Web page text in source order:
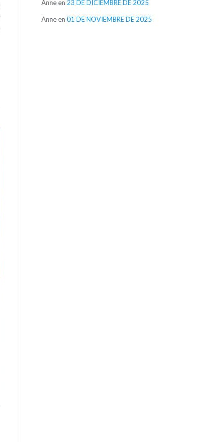
Anneen 23 DE DICIEMBRE DE 2025
Anneen 01 DE NOVIEMBRE DE 2025